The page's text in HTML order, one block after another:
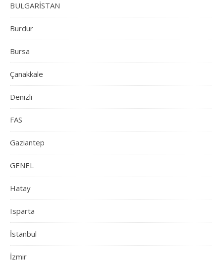
BULGARİSTAN
Burdur
Bursa
Çanakkale
Denizli
FAS
Gaziantep
GENEL
Hatay
Isparta
İstanbul
İzmir